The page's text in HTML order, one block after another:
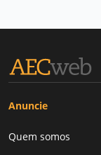
Anuncie
Quem somos